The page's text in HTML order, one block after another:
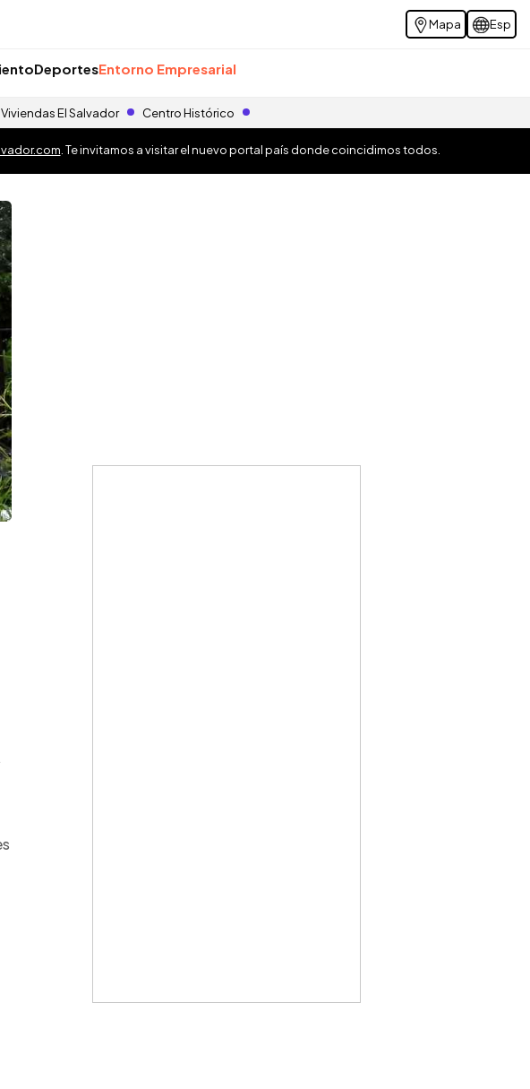
Mapa Esp
DeportesEntorno Empresarial
Viviendas El Salvador Centro Histórico
. Te invitamos a visitar el nuevo portal país donde coincidimos todos.